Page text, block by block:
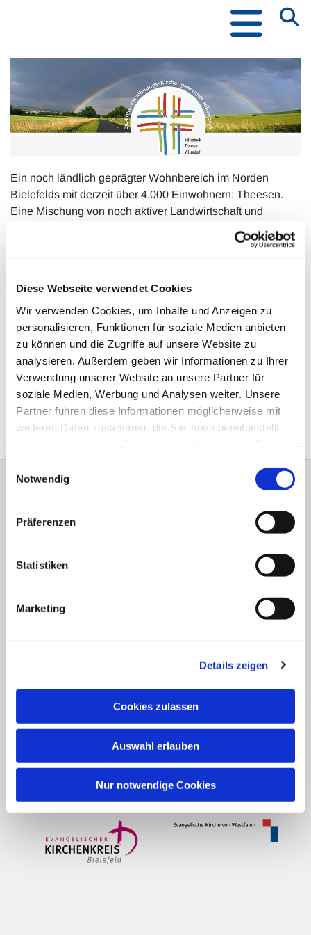
Diese Webseite verwendet Cookies
Wir verwenden Cookies, um Inhalte und Anzeigen zu
personalisieren, Funktionen für soziale Medien anbieten
zu können und die Zugriffe auf unsere Website zu
analysieren. Außerdem geben wir Informationen zu Ihrer
Verwendung unserer Website an unsere Partner für
soziale Medien, Werbung und Analysen weiter. Unsere
Partner führen diese Informationen möglicherweise mit
weiteren Daten zusammen, die Sie ihnen bereitgestellt
Notwendig
Präferenzen
Statistiken
Marketing
Details zeigen
Cookies zulassen
Auswahl erlauben
Nur notwendige Cookies
Ein noch ländlich geprägter Wohnbereich im Norden
Bielefelds mit derzeit über 4.000 Einwohnern: Theesen.
Eine Mischung von noch aktiver Landwirtschaft und
vorstädtischer Bebauung, umgeben von herrlichem Grün.
Im Grünen befindet sich auch die Auferstehungskirche.
Gottesdienst am Sonntag ein, sondern ermöglicht mit ihrem
naturnahen Kirchplatz an allen Tagen Begegnungen
vielfältiger Art. Beim Feiern kirchlicher Feste, wie etwa dem
Erntedankfest auf dem Bauernhof, und anderen Angeboten
der Kirchengemeinde lässt sich das Miteinander von Jung
und Alt besonders gut erfahren.
Herzlich willkommen in Theesen!
Theesener Straße 33 33739 Bielefeld
bi-kg-versoehnung@kirche-bielefeld.de
Spenden für die Gemeindearbeit:
Bank für Kirche und Diakonie
IBAN: DE42 3506 0190 2006 6990 68
BIC: GENODED1DKD
Verwendungszweck: Versöhnungs-
Kirchengemeinde Jöllenbeck (+ nach Bedarf